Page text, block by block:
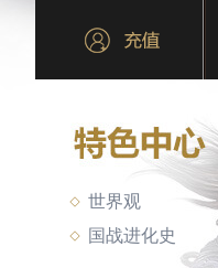
世界观
国战进化史